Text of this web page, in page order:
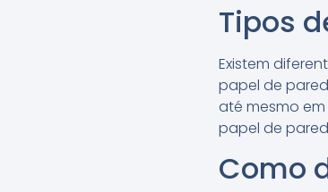
Tipos
Existem
papel de
até mesmo
papel de
Como